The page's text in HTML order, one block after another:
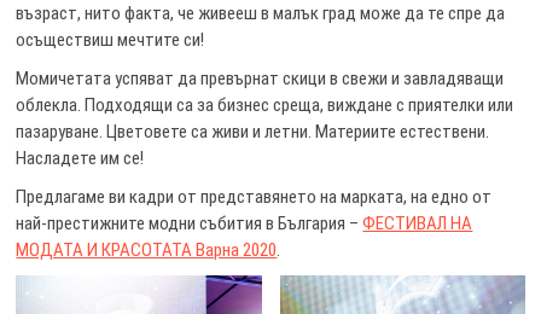
възраст, нито факта, че живееш в малък град може да те спре да
осъществиш мечтите си!
Момичетата успяват да превърнат скици в свежи и завладяващи
облекла. Подходящи са за бизнес среща, виждане с приятелки или
пазаруване. Цветовете са живи и летни. Материите естествени.
Насладете им се!
Предлагаме ви кадри от представянето на марката, на едно от
най-престижните модни събития в България –ФЕСТИВАЛ НА
МОДАТА И КРАСОТАТА Варна 2020.